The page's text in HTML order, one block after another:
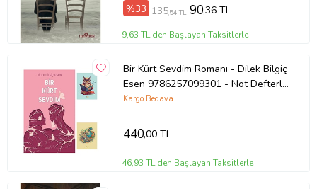
Kapak Türü: Karton Kapak
Sayfa Sayısı: 368
Kağıt Cinsi: Kitap Kağıdı
Çevirmen: Gökhan Sarı
Ürün Kodu:kcm87491406
%33 135,54 TL 90,36 TL
9,63 TL'den Başlayan Taksitlerle
Bir Kürt Sevdim Romanı - Dilek Bilgiç
Esen 9786257099301 - Not Defterli
Seti (Renksiz)
Kargo Bedava
440,00 TL
46,93 TL'den Başlayan Taksitlerle